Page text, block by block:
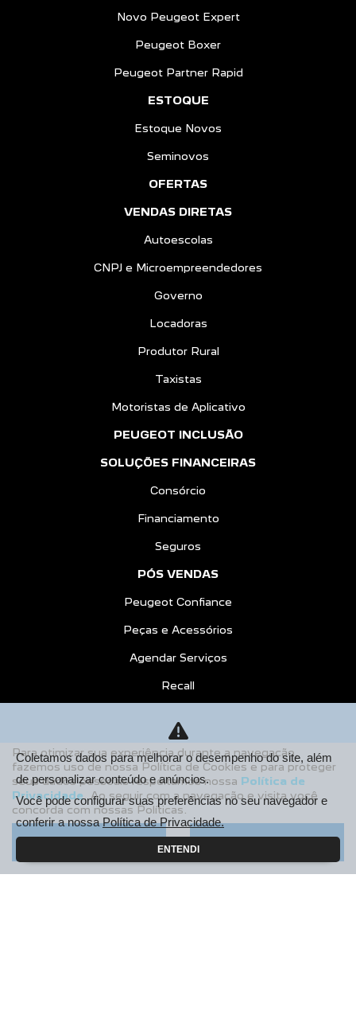
Novo Peugeot Expert
Peugeot Boxer
Peugeot Partner Rapid
ESTOQUE
Estoque Novos
Seminovos
OFERTAS
VENDAS DIRETAS
Autoescolas
CNPJ e Microempreendedores
Governo
Locadoras
Produtor Rural
Taxistas
Motoristas de Aplicativo
PEUGEOT INCLUSÃO
SOLUÇÕES FINANCEIRAS
Consórcio
Financiamento
Seguros
PÓS VENDAS
Peugeot Confiance
Peças e Acessórios
Agendar Serviços
Recall
Sobre Nós
Fale Conosco
Agende um Emotion Drive
Trabalhe Conosco
Política de Privacidade
Para otimizar sua experiência durante a navegação,
fazemos uso de nossa Política de Cookies e para proteger
seus dados pessoais respeitamos nossa Política de
Privacidade . Ao seguir com a navegação e visita você
concorda com nossas Políticas.
Aceitar Recusar
Coletamos dados para melhorar o desempenho do site, além
de personalizar conteúdo e anúncios.
Você pode configurar suas preferências no seu navegador e
conferir a nossaPolítica de Privacidade.
ENTENDI